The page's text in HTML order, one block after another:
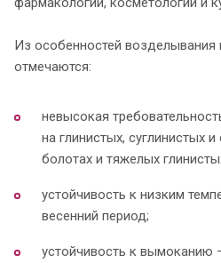
Из особенностей возделывания
отмечаются:
невысокая
на глинистых, суглинистых
болотах и тяжелых
устойчивость к низким
весенний период;
устойчивость к вымоканию